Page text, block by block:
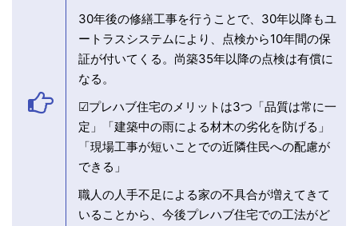
30年後の修繕工事を行うことで、30年以降もユ
ートラスシステムにより、点検から10年間の保
証が付いてくる。尚築35年以降の点検は有償に
なる。
☑プレハブ住宅のメリットは3つ「品質は常に一
定」「建築中の雨による材木の劣化を防げる」
「現場工事が短いことでの近隣住民への配慮が
できる」
職人の人手不足による家の不具合が増えてきて
いることから、今後プレハブ住宅での工法がど